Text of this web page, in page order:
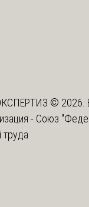
© 2026.
- Союз
труда